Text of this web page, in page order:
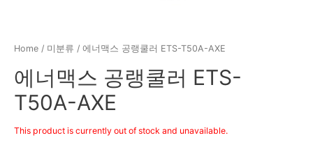
Home / 미분류 / 에너맥스 공랭쿨러 ETS-T50A-AXE
에너맥스 공랭쿨러 ETS-
T50A-AXE
This product is currently out of stock and unavailable.